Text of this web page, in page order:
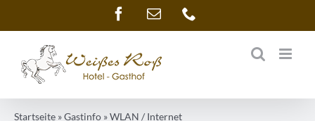
Facebook
E-
Startseite »Gastinfo »WLAN / Internet